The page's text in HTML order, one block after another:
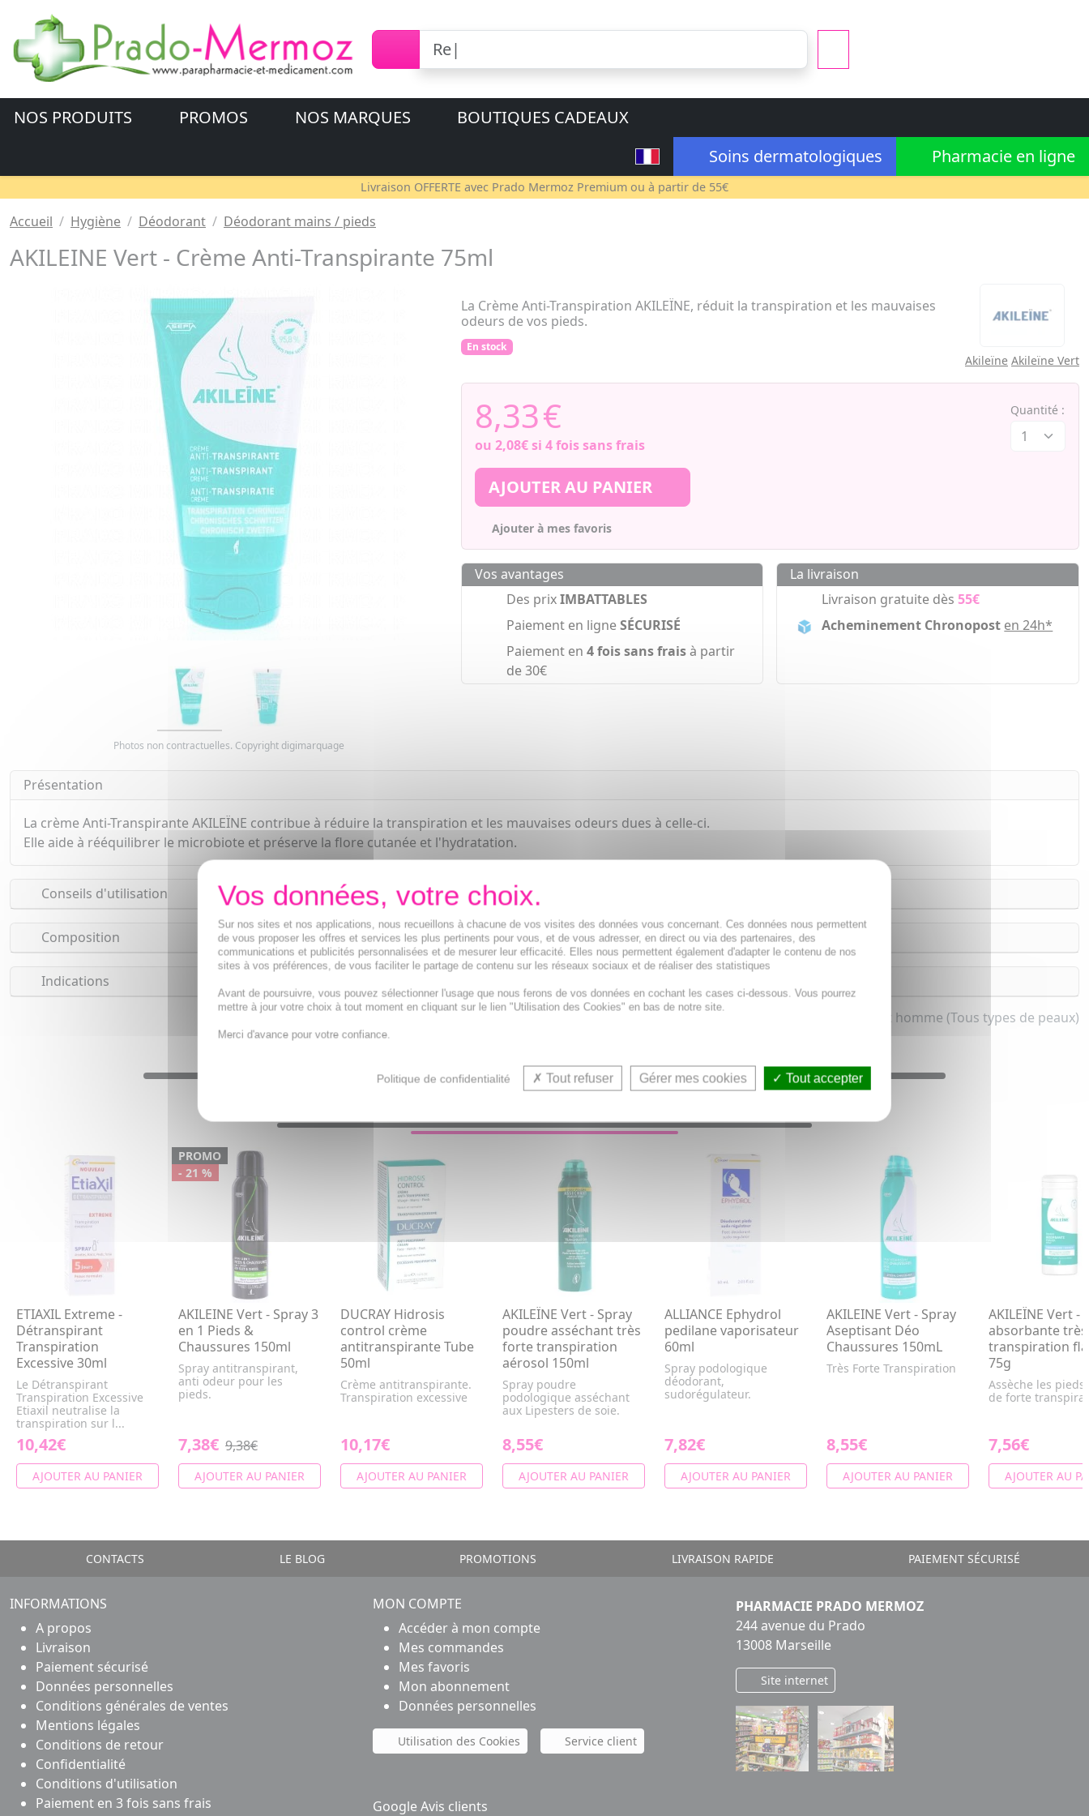
NOS PRODUITS PROMOS NOS MARQUES
BOUTIQUES CADEAUX
Soins dermatologiques
Pharmacie en ligne
Livraison OFFERTE avec Prado Mermoz Premium ou à partir de 55€
Accueil Hygiène Déodorant Déodorant mains / pieds
AKILEINE Vert - Crème Anti-Transpirante 75ml
Photos non contractuelles. Copyright digimarquage
La Crème Anti-Transpiration AKILEÏNE, réduit la transpiration et les mauvaises
odeurs de vos pieds.
En stock
Akileïne Akileïne Vert
8,33€
ou 2,08€si 4 fois sans frais
Quantité :
AJOUTER AU PANIER
Ajouter à mes favoris
Vos avantages
Des prixIMBATTABLES
Paiement en ligneSÉCURISÉ
Paiement en 4 fois sans fraisà partir
de 30€
La livraison
Livraison gratuite dès55€
Acheminement Chronopost en 24h*
Présentation
La crème Anti-Transpirante AKILEÏNE contribue à réduire la transpiration et les mauvaises odeurs dues à celle-ci.
Elle aide à rééquilibrer le microbiote et préserve la flore cutanée et l'hydratation.
Conseils d'utilisation
Composition
Indications
Déodorant pieds pour femme et homme (Tous types de peaux)
VOUS AIMEREZ AUSSI...
ETIAXIL Extreme -
Détranspirant
Transpiration
Excessive 30ml
Le Détranspirant
Transpiration Excessive
Etiaxil neutralise la
transpiration sur l...
10,42€
AJOUTER AU PANIER
PROMO
- 21 %
AKILEINE Vert - Spray 3
en 1 Pieds &
Chaussures 150ml
Spray antitranspirant,
anti odeur pour les
pieds.
7,38€ 9,38€
AJOUTER AU PANIER
DUCRAY Hidrosis
control crème
antitranspirante Tube
50ml
Crème antitranspirante.
Transpiration excessive
10,17€
AJOUTER AU PANIER
AKILEÏNE Vert - Spray
poudre asséchant très
forte transpiration
aérosol 150ml
Spray poudre
podologique asséchant
aux Lipesters de soie.
8,55€
AJOUTER AU PANIER
ALLIANCE Ephydrol
pedilane vaporisateur
60ml
Spray podologique
déodorant,
sudorégulateur.
7,82€
AJOUTER AU PANIER
AKILEINE Vert - Spray
Aseptisant Déo
Chaussures 150mL
Très Forte Transpiration
8,55€
AJOUTER AU PANIER
AKILEÏNE Vert -
absorbante
transpiration
75g
Assèche les pieds
de forte
7,56€
AJOUTER AU
CONTACTS LE BLOG PROMOTIONS LIVRAISON RAPIDE PAIEMENT SÉCURISÉ
INFORMATIONS
A propos
Livraison
Paiement sécurisé
Données personnelles
Conditions générales de ventes
Mentions légales
Conditions de retour
Confidentialité
Conditions d'utilisation
Paiement en 3 fois sans frais
MON COMPTE
Accéder à mon compte
Mes commandes
Mes favoris
Mon abonnement
Données personnelles
Utilisation des Cookies Service client
Google Avis clients
PHARMACIE PRADO MERMOZ
244 avenue du Prado
13008 Marseille
Site internet
Sur nos sites et nos applications, nous recueillons à chacune de vos visites des données vous concernant. Ces données nous permettent
de vous proposer les offres et services les plus pertinents pour vous, et de vous adresser, en direct ou via des partenaires, des
communications et publicités personnalisées et de mesurer leur efficacité. Elles nous permettent également d'adapter le contenu de nos
sites à vos préférences, de vous faciliter le partage de contenu sur les réseaux sociaux et de réaliser des statistiques
Avant de poursuivre, vous pouvez sélectionner l'usage que nous ferons de vos données en cochant les cases ci-dessous. Vous pourrez
mettre à jour votre choix à tout moment en cliquant sur le lien "Utilisation des Cookies" en bas de notre site.
Merci d'avance pour votre confiance.
Politique de confidentialité Tout refuser Gérer mes cookies Tout accepter